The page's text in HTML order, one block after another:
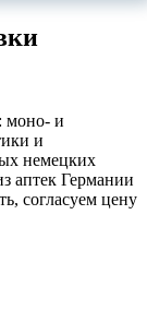
моно- и
и
немецких
аптек Германии
согласуем цену